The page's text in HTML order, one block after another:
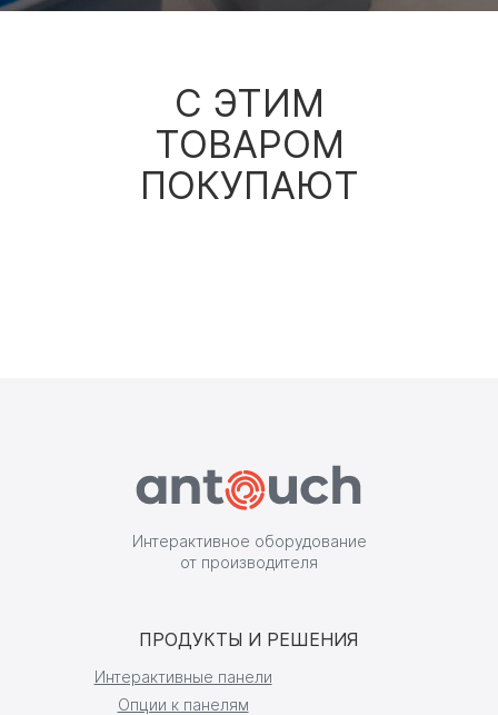
С ЭТИМ
ТОВАРОМ
ПОКУПАЮТ
Интерактивное оборудование
от производителя
ПРОДУКТЫ И РЕШЕНИЯ
Интерактивные панели
Опции к панелям